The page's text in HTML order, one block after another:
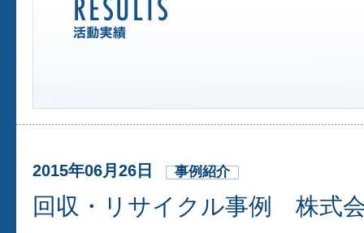
2015年06月26日 事例紹介
回収・リサイクル事例 株式